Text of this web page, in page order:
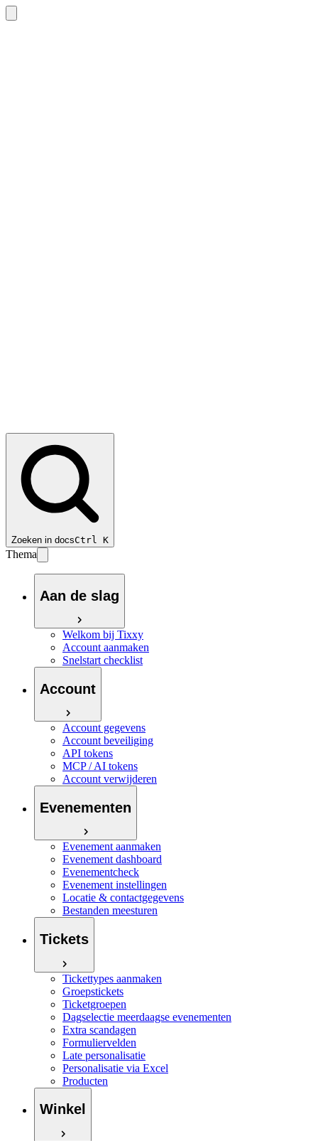
Zoeken in docsCtrl K
Thema
Aan de slag
Welkom bij Tixxy
Account aanmaken
Snelstart checklist
Account
Account gegevens
Account beveiliging
API tokens
MCP / AI tokens
Account verwijderen
Evenementen
Evenement aanmaken
Evenement dashboard
Evenementcheck
Evenement instellingen
Locatie & contactgegevens
Bestanden meesturen
Tickets
Tickettypes aanmaken
Groepstickets
Ticketgroepen
Dagselectie meerdaagse evenementen
Extra scandagen
Formuliervelden
Late personalisatie
Personalisatie via Excel
Producten
Winkel